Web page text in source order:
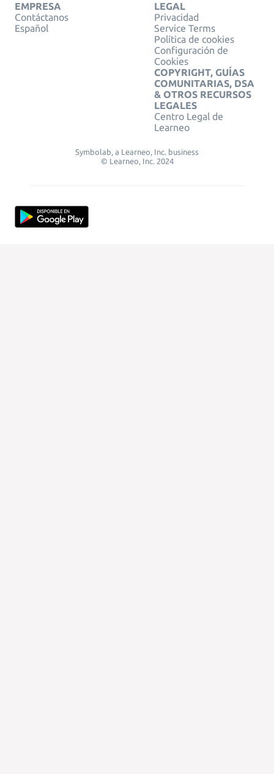
EMPRESA
Contáctanos
Español
LEGAL
Privacidad
Service Terms
Política de cookies
Configuración de
Cookies
COPYRIGHT, GUÍAS
COMUNITARIAS, DSA
& OTROS RECURSOS
LEGALES
Centro Legal de
Learneo
Symbolab, a Learneo, Inc. business
© Learneo, Inc. 2024